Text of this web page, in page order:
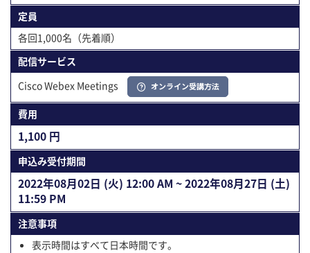
定員
各回1,000名（先着順）
配信サービス
Cisco Webex Meetings
オンライン受講方法
費用
1,100 円
申込み受付期間
2022年08⽉02⽇ (火) 12:00 AM ~ 2022年08⽉27⽇ (土)
11:59 PM
注意事項
表示時間はすべて日本時間です。